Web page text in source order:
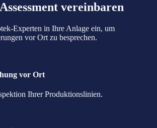
vereinbaren
Experten in Ihre Anlage ein, um
vor Ort zu besprechen.
vor Ort
Ihrer Produktionslinien.